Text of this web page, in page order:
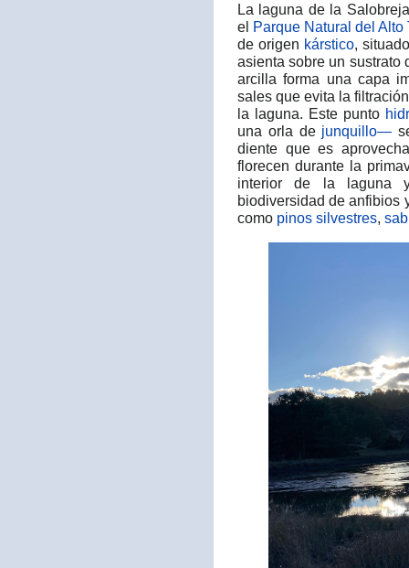
La laguna de la
el Parque Natural del Alto
de origen kárstico,
asienta sobre un
arcilla forma una capa
sales que evita la
la laguna. Este punto
una orla de junquillo—
diente que es
florecen durante la
interior de la laguna
biodiversidad de
como pinos silvestres,